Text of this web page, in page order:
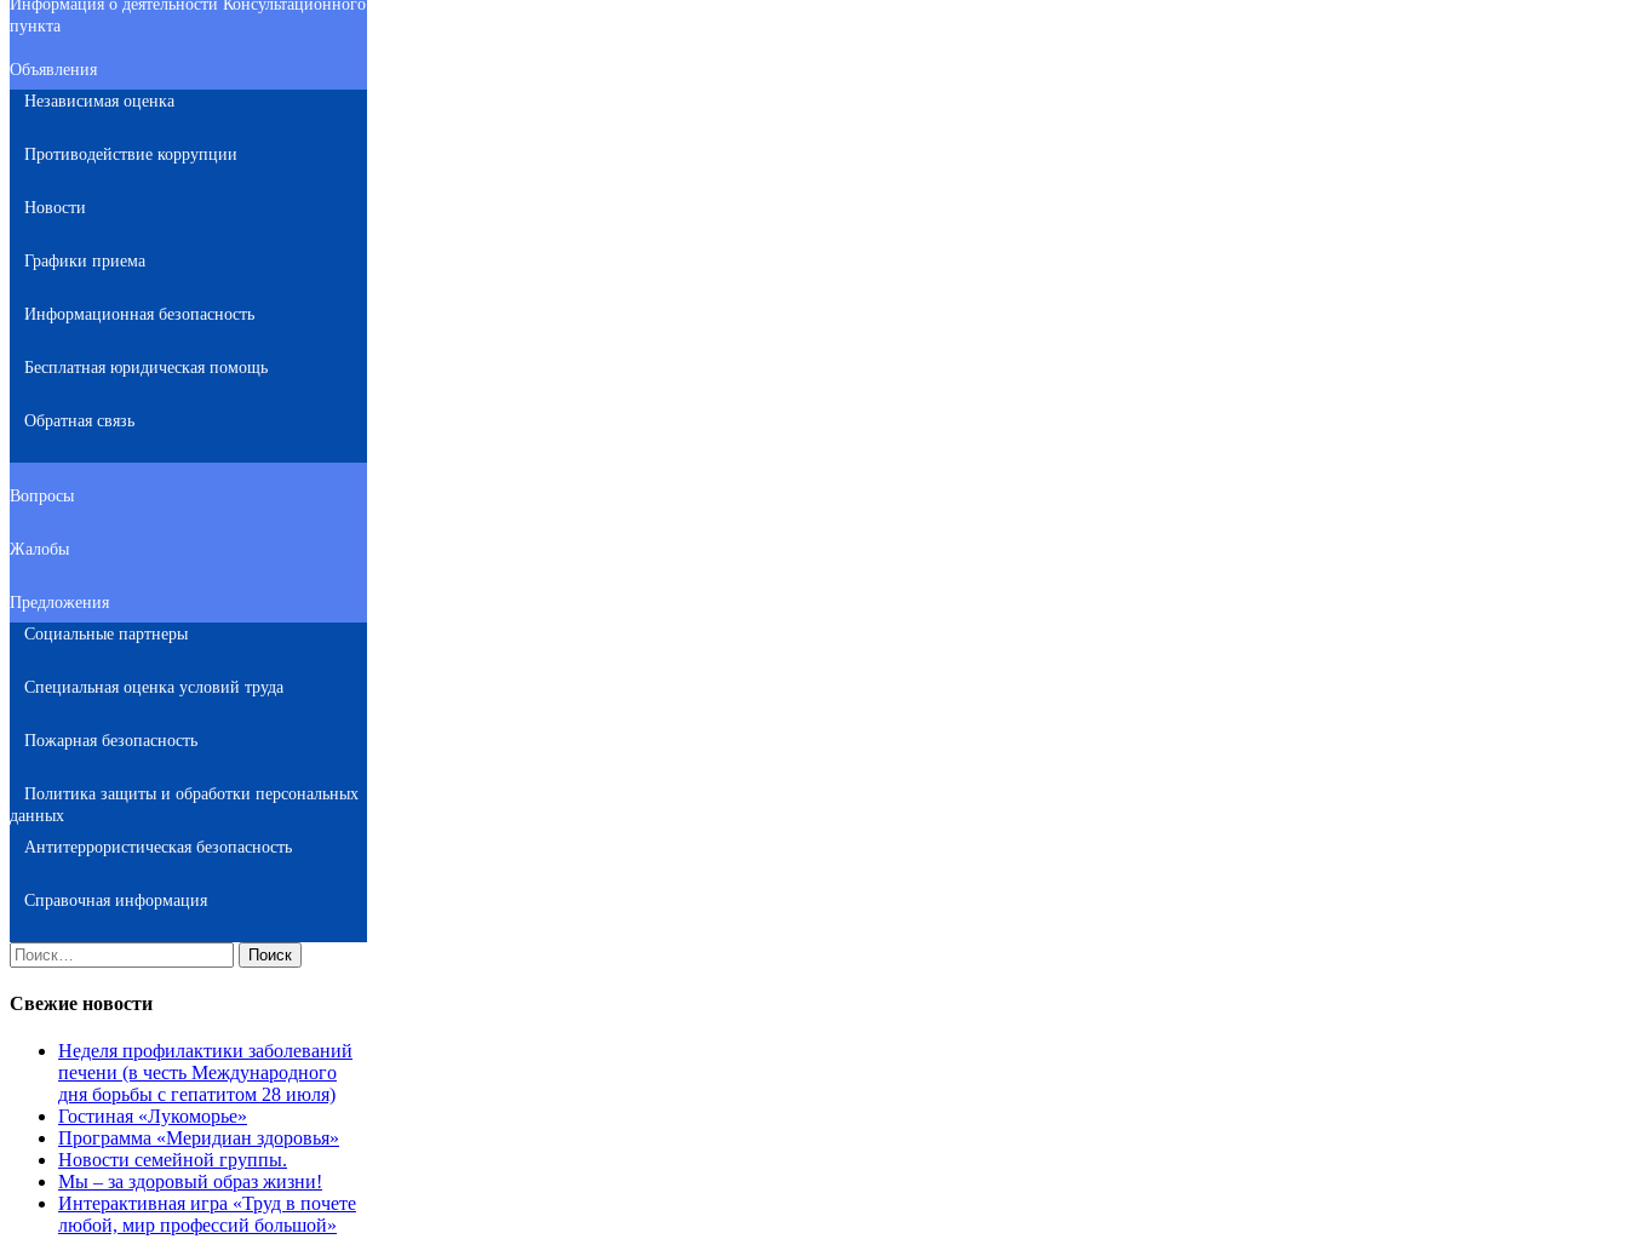
Информация о деятельности Консультационного
пункта
Объявления
Независимая оценка
Противодействие коррупции
Новости
Графики приема
Информационная безопасность
Бесплатная юридическая помощь
Обратная связь
Вопросы
Жалобы
Предложения
Социальные партнеры
Специальная оценка условий труда
Пожарная безопасность
Политика защиты и обработки персональных
данных
Антитеррористическая безопасность
Справочная информация
Найти:
Свежие новости
Неделя профилактики заболеваний
печени (в честь Международного
дня борьбы с гепатитом 28 июля)
Гостиная «Лукоморье»
Программа «Меридиан здоровья»
Новости семейной группы.
Мы – за здоровый образ жизни!
Интерактивная игра «Труд в почете
любой, мир профессий большой»